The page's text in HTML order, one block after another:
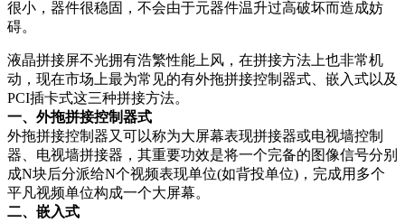
很小，器件很稳固，不会由于元器件温升过高破坏而造成妨
碍。
液晶拼接屏不光拥有浩繁性能上风，在拼接方法上也非常机
动，现在市场上最为常见的有外拖拼接控制器式、嵌入式以及
PCI插卡式这三种拼接方法。
一、外拖拼接控制器式
外拖拼接控制器又可以称为大屏幕表现拼接器或电视墙控制
器、电视墙拼接器，其重要功效是将一个完备的图像信号分别
成N块后分派给N个视频表现单位(如背投单位)，完成用多个
平凡视频单位构成一个大屏幕。
二、嵌入式